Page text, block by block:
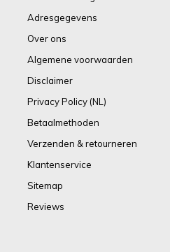
Adresgegevens
Over ons
Algemene voorwaarden
Disclaimer
Privacy Policy (NL)
Betaalmethoden
Verzenden & retourneren
Klantenservice
Sitemap
Reviews